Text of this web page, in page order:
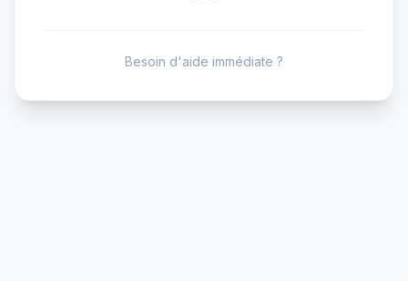
Besoin d'aide immédiate ?